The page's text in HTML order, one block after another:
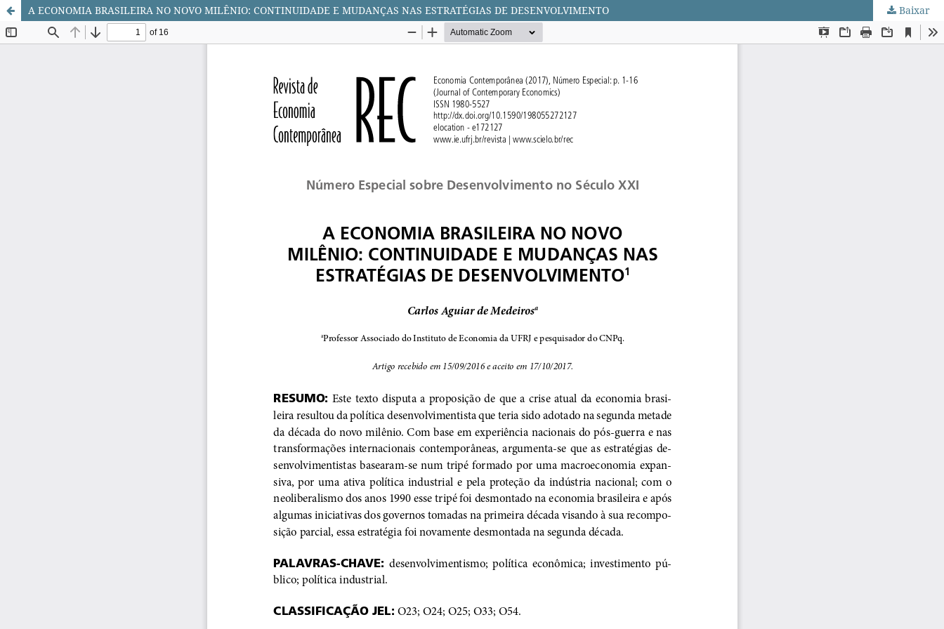
A ECONOMIA BRASILEIRA NO NOVO MILÊNIO: CONTINUIDADE E MUDANÇAS NAS ESTRATÉGIAS DE DESENVOLVIMENTO Baixar